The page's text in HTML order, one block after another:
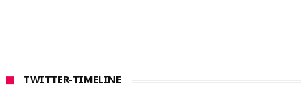
TWITTER-TIMELINE